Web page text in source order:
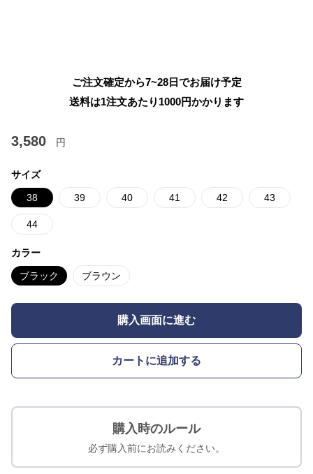
ご注文確定から7~28日でお届け予定
送料は1注文あたり 1000円かかります
3,580 円
サイズ
38 39 40 41 42 43
44
カラー
ブラック ブラウン
購入画面に進む
カートに追加する
購入時のルール
必ず購入前にお読みください。